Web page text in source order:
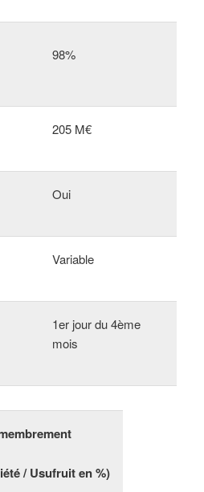
98%
205 M€
Oui
Variable
1er jour du 4ème
mois
/ Usufruit en %)